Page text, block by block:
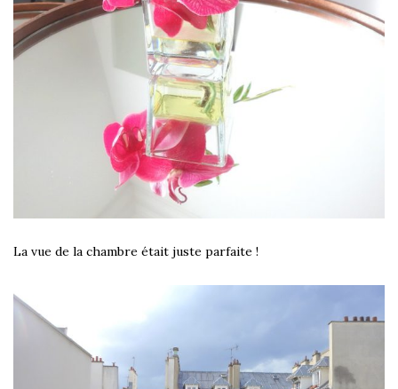
La vue de la chambre était juste parfaite !